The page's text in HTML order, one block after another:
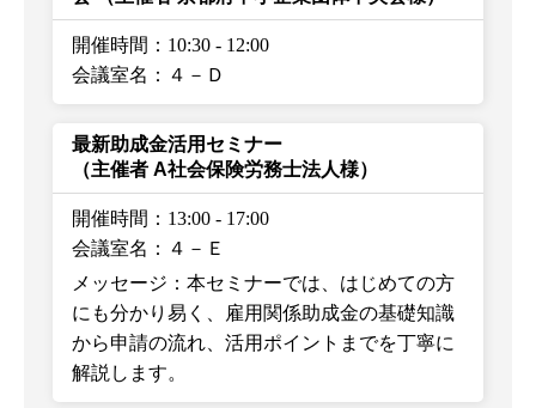
開催時間：10:30 - 12:00
会議室名：４－Ｄ
最新助成金活用セミナー
（主催者 A社会保険労務士法人様）
開催時間：13:00 - 17:00
会議室名：４－Ｅ
メッセージ：本セミナーでは、はじめての方
にも分かり易く、雇用関係助成金の基礎知識
から申請の流れ、活用ポイントまでを丁寧に
解説します。